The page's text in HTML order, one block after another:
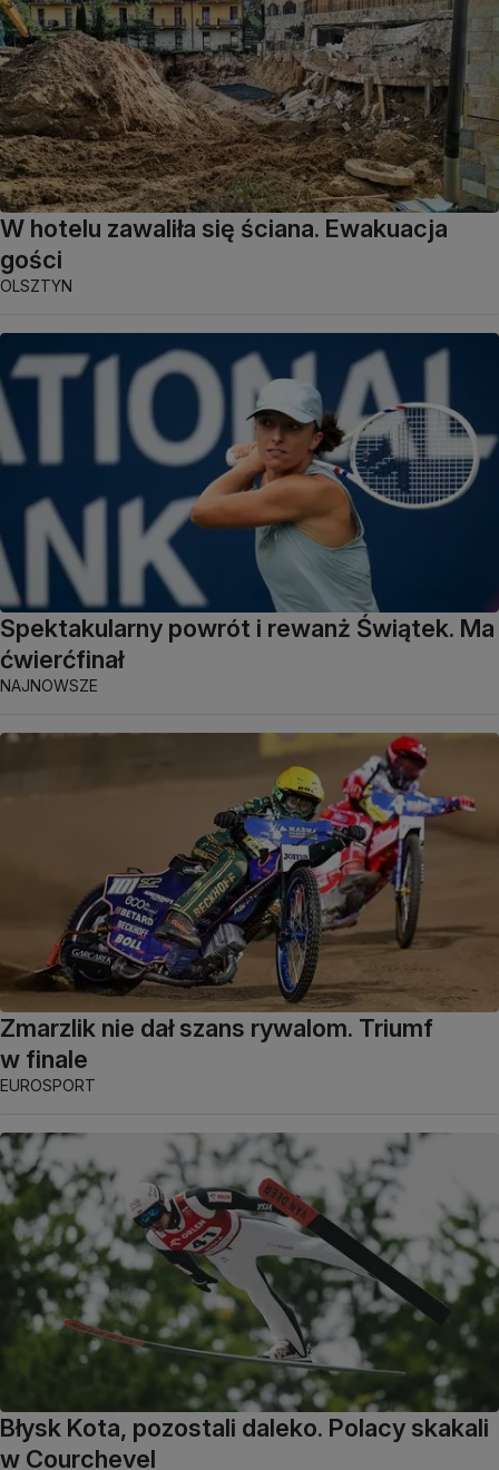
W hotelu zawaliła się ściana. Ewakuacja
gości
OLSZTYN
Spektakularny powrót i rewanż Świątek. Ma
ćwierćfinał
NAJNOWSZE
Zmarzlik nie dał szans rywalom. Triumf
w finale
EUROSPORT
Błysk Kota, pozostali daleko. Polacy skakali
w Courchevel